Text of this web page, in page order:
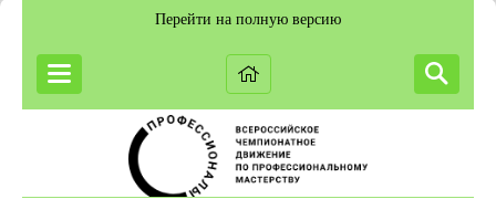
Перейти на полную версию